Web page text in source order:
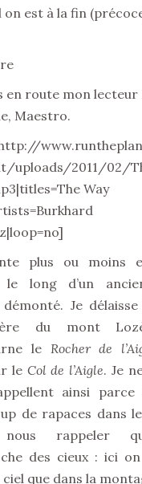
on est à la fin
en route mon lecteur
Maestro.
uploads/2011/02/
Way
plus ou moins
le long d’un
démonté. Je
du mont
le Rocher de
le Col de l’Aigle. Je
ainsi
de rapaces dans
rappeler
des cieux : ici
ciel que dans la